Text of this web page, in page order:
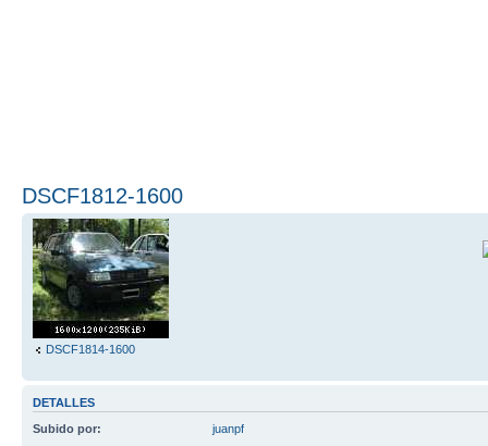
DSCF1812-1600
DSCF1814-1600
DETALLES
Subido por:
juanpf